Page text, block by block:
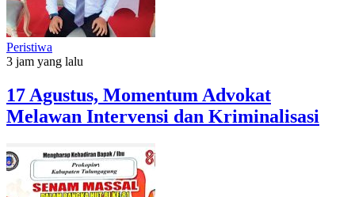
Peristiwa
3 jam yang lalu
17 Agustus, Momentum Advokat
Melawan Intervensi dan Kriminalisasi